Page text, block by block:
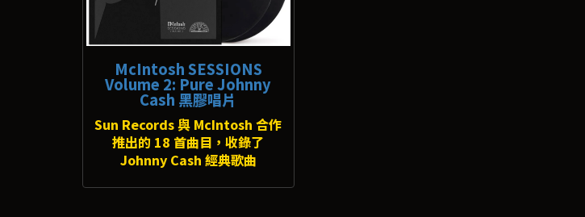
McIntosh SESSIONS
Volume 2: Pure Johnny
Cash 黑膠唱片
Sun Records 與 McIntosh 合作
推出的 18 首曲目，收錄了
Johnny Cash 經典歌曲